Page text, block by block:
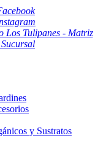
y Sustratos